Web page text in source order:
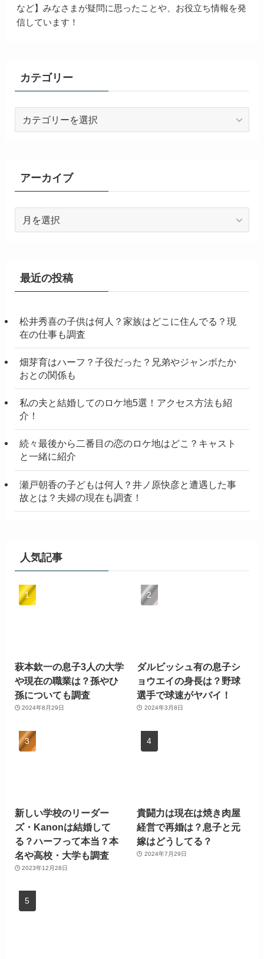
など】みなさまが疑問に思ったことや、お役立ち情報を発
信しています！
カテゴリー
ーアーカイブ
ブ
最近の投稿
松井秀喜の子供は何人？家族はどこに住んでる？現
在の仕事も調査
畑芽育はハーフ？子役だった？兄弟やジャンボたか
おとの関係も
私の夫と結婚してのロケ地5選！アクセス方法も紹
介！
続々最後から二番目の恋のロケ地はどこ？キャスト
と一緒に紹介
瀬戸朝香の子どもは何人？井ノ原快彦と遭遇した事
故とは？夫婦の現在も調査！
人気記事
萩本欽一の息子3人の大学
や現在の職業は？孫やひ
孫についても調査
2024年8月29日
ダルビッシュ有の息子シ
ョウエイの身長は？野球
選手で球速がヤバイ！
2024年3月8日
新しい学校のリーダー
ズ・Kanonは結婚して
る？ハーフって本当？本
名や高校・大学も調査
2023年12月28日
貴闘力は現在は焼き肉屋
経営で再婚は？息子と元
嫁はどうしてる？
2024年7月29日